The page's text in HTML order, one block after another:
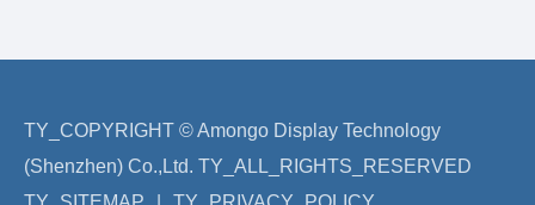
TY_COPYRIGHT ©Amongo Display Technology
(Shenzhen) Co.,Ltd. TY_ALL_RIGHTS_RESERVED